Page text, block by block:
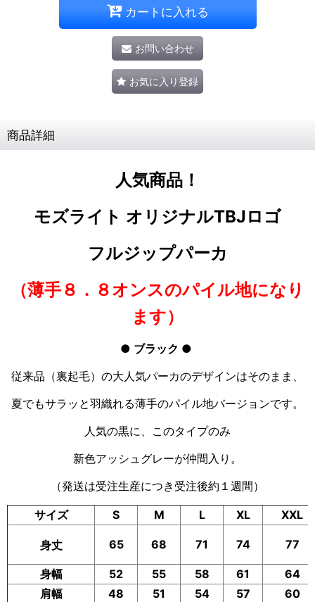
カートに入れる
お問い合わせ
お気に入り登録
商品詳細
人気商品！
モズライト オリジナルTBJロゴ
フルジップパーカ
（薄手８．８オンスのパイル地になり
ます）
● ブラック ●
従来品（裏起毛）の大人気パーカのデザインはそのまま、
夏でもサラッと羽織れる薄手のパイル地バージョンです。
人気の黒に、このタイプのみ
新色アッシュグレーが仲間入り。
（発送は受注生産につき受注後約１週間）
サイズ S M L XL XXL
身丈 65 68 71 74 77
身幅 52 55 58 61
64
肩幅
48 51 54 57 60